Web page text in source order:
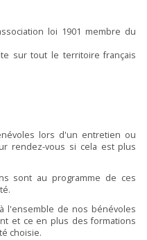
loi 1901 membre du
sur tout le territoire français
lors d'un entretien ou
rendez-vous si cela est plus
sont au programme de ces
l'ensemble de nos bénévoles
et ce en plus des formations
choisie.